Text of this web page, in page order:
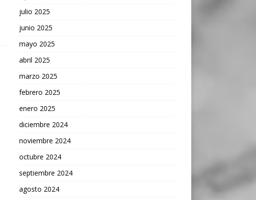
julio 2025
junio 2025
mayo 2025
abril 2025
marzo 2025
febrero 2025
enero 2025
diciembre 2024
noviembre 2024
octubre 2024
septiembre 2024
agosto 2024